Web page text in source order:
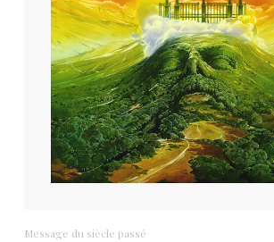
Message du siècle passé